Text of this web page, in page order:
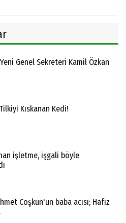
Yeni Genel Sekreteri Kamil Özkan
Kıskanan Kedi!
işletme, işgali böyle
Coşkun'un baba acısı; Hafız